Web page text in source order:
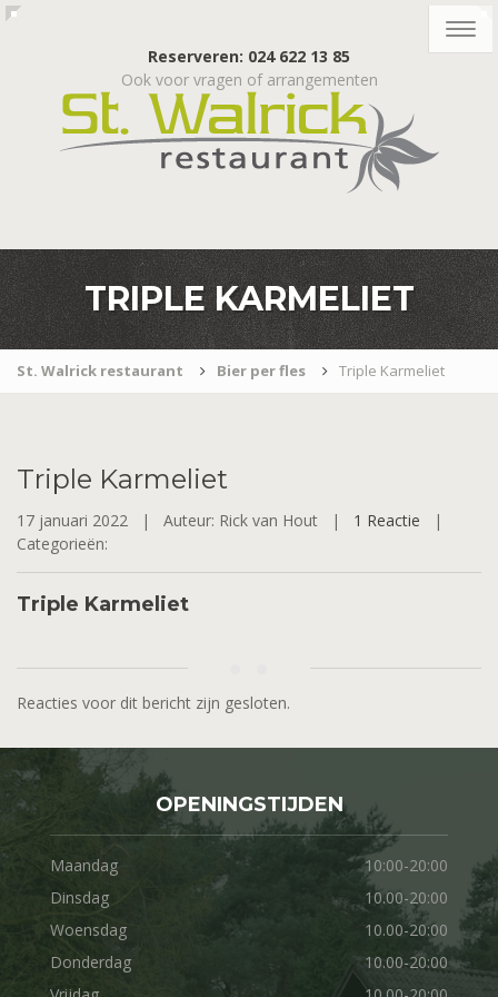
Reserveren: 024 622 13 85
Ook voor vragen of arrangementen
TRIPLE KARMELIET
St. Walrick restaurant Bier per fles Triple Karmeliet
Triple Karmeliet
17 januari 2022 | Auteur: Rick van Hout | 1 Reactie |
Categorieën:
Triple Karmeliet
Reacties voor dit bericht zijn gesloten.
OPENINGSTIJDEN
Maandag
10:00-20:00
Dinsdag
10.00-20:00
Woensdag
10.00-20:00
Donderdag
10.00-20:00